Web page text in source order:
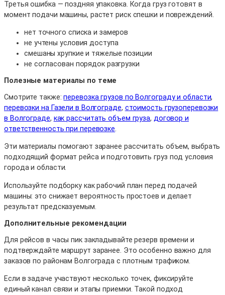
Третья ошибка — поздняя упаковка. Когда груз готовят в
момент подачи машины, растет риск спешки и повреждений.
нет точного списка и замеров
не учтены условия доступа
смешаны хрупкие и тяжелые позиции
не согласован порядок разгрузки
Полезные материалы по теме
Смотрите также:перевозка грузов по Волгограду и области,
перевозки на Газели в Волгограде, стоимость грузоперевозки
в Волгограде, как рассчитать объем груза, договор и
ответственность при перевозке
Эти материалы помогают заранее рассчитать объем, выбрать
подходящий формат рейса и подготовить груз под условия
города и области.
Используйте подборку как рабочий план перед подачей
машины: это снижает вероятность простоев и делает
результат предсказуемым.
Дополнительные рекомендации
Для рейсов в часы пик закладывайте резерв времени и
подтверждайте маршрут заранее. Это особенно важно для
заказов по районам Волгограда с плотным трафиком.
Если в задаче участвуют несколько точек, фиксируйте
единый канал связи и этапы приемки. Такой подход